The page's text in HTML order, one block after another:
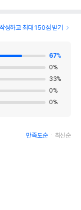
성하고 최대 150점 받기
67%
0%
33%
0%
0%
만족도순 최신순